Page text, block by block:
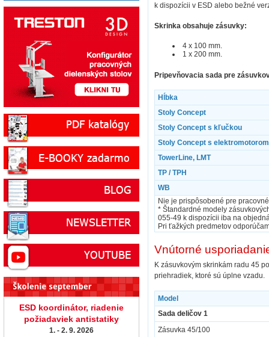
k dispozícii v ESD alebo bežné
Skrinka obsahuje zásuvky:
4 x 100 mm.
1 x 200 mm.
Pripevňovacia sada pre
Hĺbka
Stoly Concept
Stoly Concept s kľučkou
Stoly Concept s elektromotorom
TowerLine, LMT
TP / TPH
WB
Nie je prispôsobené pre
* Štandardné modely
055-49 k dispozícii iba na
Pri ťažkých predmetov
Vnútorné
K zásuvkovým skrinkám radu 45
priehradiek, ktoré sú úplne vzadu.
Model
Sada deličov 1
Zásuvka 45/100
ESD koordinátor, riadenie
požiadaviek antistatiky
1. - 2. 9. 2026